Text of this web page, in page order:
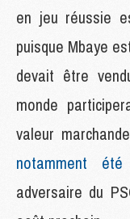
en jeu réussie
puisque Mbaye
devait être
monde
valeur
notamment
adversaire du